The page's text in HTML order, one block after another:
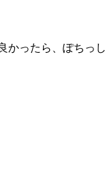
かったら、ぽちっ